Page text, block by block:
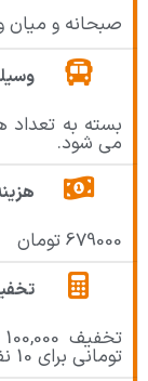
صبحانه و
بسته به تعداد
می شود.
679000 تومان
تومانی برای 10 نفر دوم